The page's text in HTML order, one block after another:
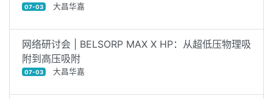
07-03 大昌华嘉
网络研讨会 | BELSORP MAX X HP：从超低压物理吸
附到高压吸附
07-03 大昌华嘉